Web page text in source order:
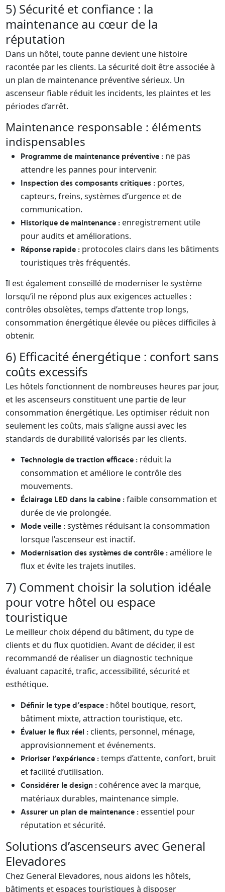
5) Sécurité et confiance : la
maintenance au cœur de la
réputation
Dans un hôtel, toute panne devient une histoire
racontée par les clients. La sécurité doit être associée à
un plan de maintenance préventive sérieux. Un
ascenseur fiable réduit les incidents, les plaintes et les
périodes d’arrêt.
Maintenance responsable : éléments
indispensables
Programme de maintenance préventive : ne pas
attendre les pannes pour intervenir.
Inspection des composants critiques : portes,
capteurs, freins, systèmes d’urgence et de
communication.
Historique de maintenance : enregistrement utile
pour audits et améliorations.
Réponse rapide : protocoles clairs dans les bâtiments
touristiques très fréquentés.
Il est également conseillé de moderniser le système
lorsqu’il ne répond plus aux exigences actuelles :
contrôles obsolètes, temps d’attente trop longs,
consommation énergétique élevée ou pièces difficiles à
obtenir.
6) Efficacité énergétique : confort sans
coûts excessifs
Les hôtels fonctionnent de nombreuses heures par jour,
et les ascenseurs constituent une partie de leur
consommation énergétique. Les optimiser réduit non
seulement les coûts, mais s’aligne aussi avec les
standards de durabilité valorisés par les clients.
Technologie de traction efficace : réduit la
consommation et améliore le contrôle des
mouvements.
Éclairage LED dans la cabine : faible consommation et
durée de vie prolongée.
Mode veille : systèmes réduisant la consommation
lorsque l’ascenseur est inactif.
Modernisation des systèmes de contrôle : améliore le
flux et évite les trajets inutiles.
7) Comment choisir la solution idéale
pour votre hôtel ou espace
touristique
Le meilleur choix dépend du bâtiment, du type de
clients et du flux quotidien. Avant de décider, il est
recommandé de réaliser un diagnostic technique
évaluant capacité, trafic, accessibilité, sécurité et
esthétique.
Définir le type d’espace : hôtel boutique, resort,
bâtiment mixte, attraction touristique, etc.
Évaluer le flux réel : clients, personnel, ménage,
approvisionnement et événements.
Prioriser l’expérience : temps d’attente, confort, bruit
et facilité d’utilisation.
Considérer le design : cohérence avec la marque,
matériaux durables, maintenance simple.
Assurer un plan de maintenance : essentiel pour
réputation et sécurité.
Solutions d’ascenseurs avec General
Elevadores
Chez General Elevadores, nous aidons les hôtels,
bâtiments et espaces touristiques à disposer